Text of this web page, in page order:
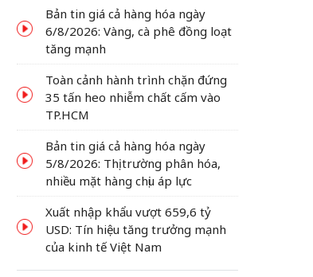
dầu thế giới bật tăng
Bản tin giá cả hàng hóa ngày
6/8/2026: Vàng, cà phê đồng loạt
tăng mạnh
Toàn cảnh hành trình chặn đứng
35 tấn heo nhiễm chất cấm vào
TP.HCM
Bản tin giá cả hàng hóa ngày
5/8/2026: Thị trường phân hóa,
nhiều mặt hàng chịu áp lực
Xuất nhập khẩu vượt 659,6 tỷ
USD: Tín hiệu tăng trưởng mạnh
của kinh tế Việt Nam